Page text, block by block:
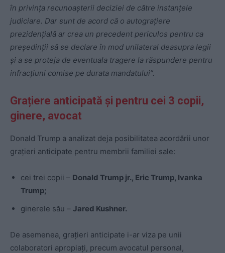
în privinţa recunoaşterii deciziei de către instanţele
judiciare. Dar sunt de acord că o autograţiere
prezidenţială ar crea un precedent periculos pentru ca
preşedinţii să se declare în mod unilateral deasupra legii
şi a se proteja de eventuala tragere la răspundere pentru
infracţiuni comise pe durata mandatului”.
Grațiere anticipată și pentru cei 3 copii,
ginere, avocat
Donald Trump a analizat deja posibilitatea acordării unor
graţieri anticipate pentru membrii familiei sale:
cei trei copii – Donald Trump jr., Eric Trump, Ivanka
Trump;
ginerele său – Jared Kushner.
De asemenea, grațieri anticipate i-ar viza pe unii
colaboratori apropiaţi, precum avocatul personal,